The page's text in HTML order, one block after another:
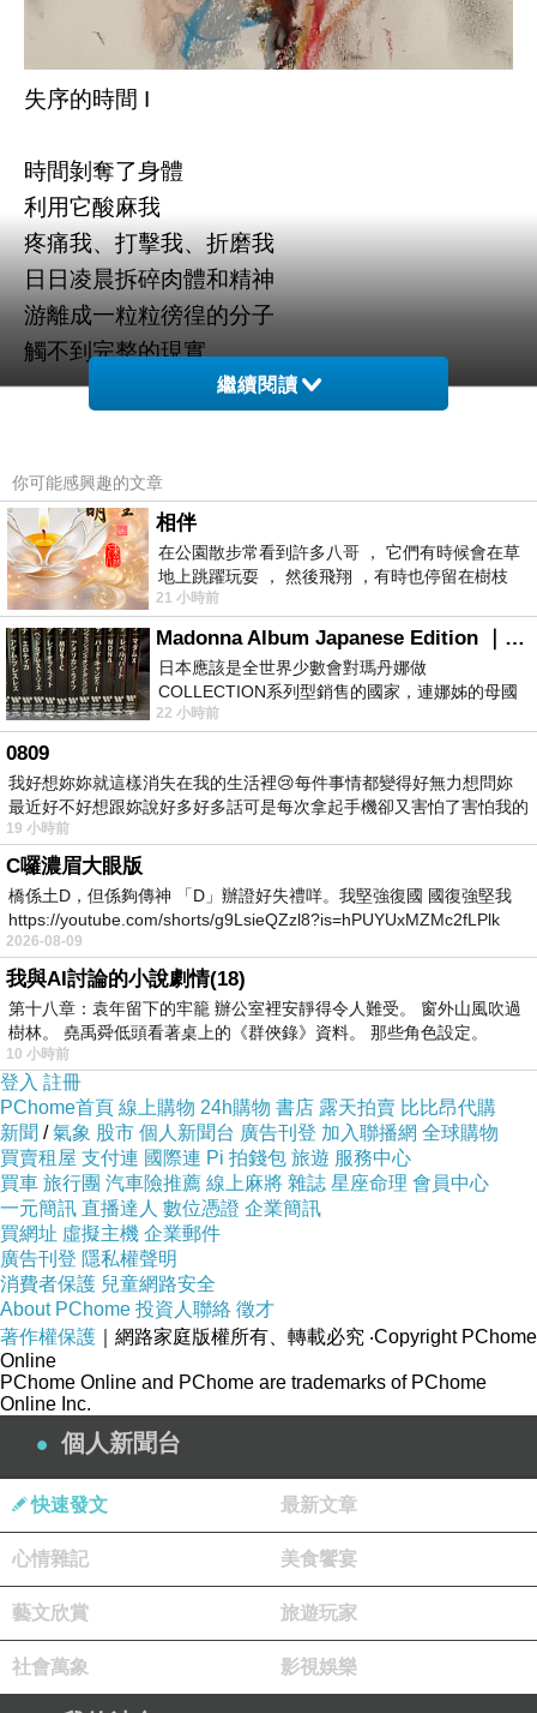
失序的時間 I
時間剝奪了身體
利用它酸麻我
疼痛我、打擊我、折磨我
日日凌晨拆碎肉體和精神
游離成一粒粒徬徨的分子
觸不到完整的現實
形成一個個散彈的破孔
令時間不斷打結窒息
自我綑綁
自我糾結
失去了方向
失去了時序
失去了理性
成了無從逃脫的
瘋狂囚籠
啊，時間、我底時間
永遠流浪在另一個平行宇宙
在每個轉角留下餘影的尾巴
一陣騷動
一絲震顫
一眼覷空
繼續閱讀
你可能感興趣的文章
相伴
在公園散步常看到許多八哥 ， 它們有時候會在草
地上跳躍玩耍 ， 然後飛翔 ，有時也停留在樹枝
上，它們身軀是咖啡色的，鳥喙是黃色
21 小時前
Madonna Album Japanese Edition ｜瑪丹娜專輯們2026年日本版重發系列
日本應該是全世界少數會對瑪丹娜做
COLLECTION系列型銷售的國家，連娜姊的母國
美國都沒對她這樣過，這全拜在他們到現在唱片
22 小時前
0809
我好想妳妳就這樣消失在我的生活裡😢每件事情都變得好無力想問妳
最近好不好想跟妳說好多好多話可是每次拿起手機卻又害怕了害怕我的
出現
19 小時前
C囉濃眉大眼版
橋係土D，但係夠傳神 「D」辦證好失禮咩。我堅強復國 國復強堅我
https://youtube.com/shorts/g9LsieQZzl8?is=hPUYUxMZMc2fLPlk
2026-08-09
我與AI討論的小說劇情(18)
第十八章：袁年留下的牢籠 辦公室裡安靜得令人難受。 窗外山風吹過
樹林。 堯禹舜低頭看著桌上的《群俠錄》資料。 那些角色設定。
10 小時前
登入 註冊
PChome首頁 線上購物 24h購物 書店 露天拍賣 比比昂代購
新聞 /氣象 股市 個人新聞台 廣告刊登 加入聯播網 全球購物
買賣租屋 支付連 國際連 Pi 拍錢包 旅遊 服務中心
買車 旅行團 汽車險推薦 線上麻將 雜誌 星座命理 會員中心
一元簡訊 直播達人 數位憑證 企業簡訊
買網址 虛擬主機 企業郵件
廣告刊登 隱私權聲明
消費者保護 兒童網路安全
About PChome 投資人聯絡 徵才
著作權保護 ｜網路家庭版權所有、轉載必究 ‧Copyright PChome
Online
PChome Online and PChome are trademarks of PChome
Online Inc.
個人新聞台
快速發文 最新文章
心情雜記 美食饗宴
藝文欣賞 旅遊玩家
社會萬象 影視娛樂